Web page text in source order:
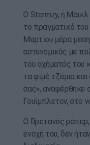
Ο Stormzy, ή
το πραγματικό
Μαρτίου μέρα
αστυνομικός με
του οχήματός του
τα φιμέ τζάμια
σας», αναφέρθηκε
Γουίμπλετον, στο
Ο Βρετανός ράπερ,
ενοχή του, δεν